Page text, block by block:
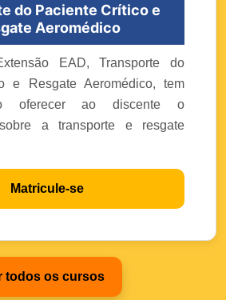
do Paciente Crítico e
Aeromédico
EAD, Transporte do
e Resgate Aeromédico, tem
oferecer ao discente o
a transporte e resgate
Matricule-se
todos os cursos